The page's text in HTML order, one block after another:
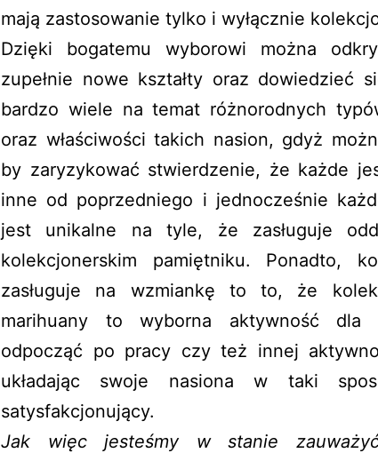
mają zastosowanie tylko i wyłącznie
Dzięki bogatemu wyborowi można
zupełnie nowe kształty oraz dowiedzieć
bardzo wiele na temat różnorodnych
oraz właściwości takich nasion, gdyż
by zaryzykować stwierdzenie, że każde
inne od poprzedniego i jednocześnie
jest unikalne na tyle, że zasługuje
kolekcjonerskim pamiętniku. Ponadto,
zasługuje na wzmiankę to to, że
marihuany to wyborna aktywność
odpocząć po pracy czy też innej
układając swoje nasiona w taki
satysfakcjonujący.
Jak więc jesteśmy w stanie